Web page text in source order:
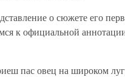
о сюжете его
к официальной
пас овец на широком